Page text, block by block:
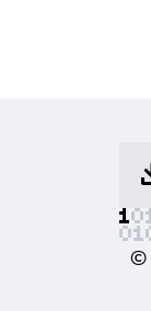
©